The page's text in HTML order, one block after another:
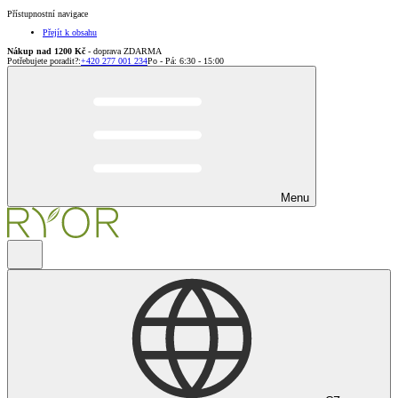
Přístupnostní navigace
Přejít k obsahu
Nákup nad 1200 Kč - doprava ZDARMA
Potřebujete poradit?:+420 277 001 234Po - Pá: 6:30 - 15:00
Menu